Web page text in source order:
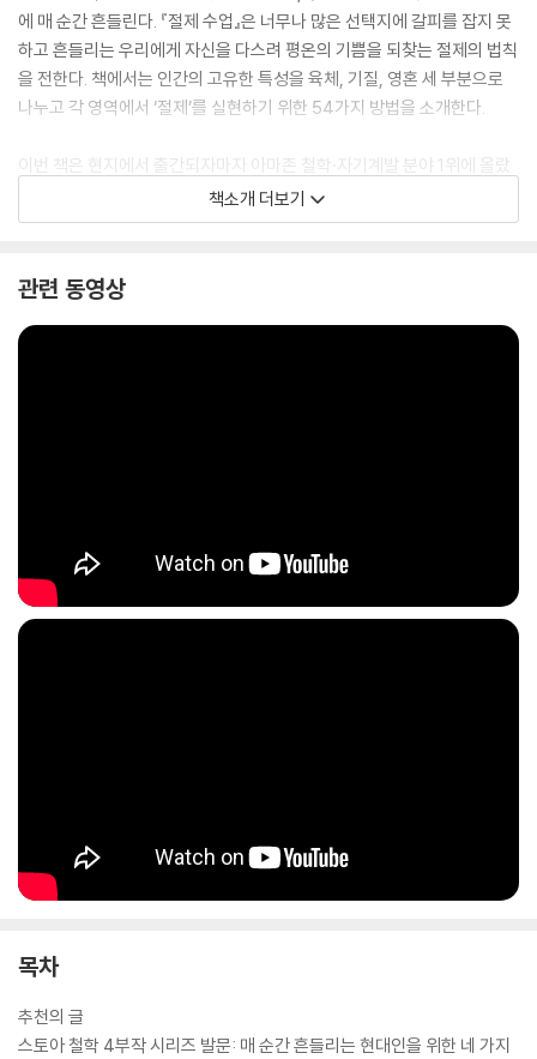
에 매 순간 흔들린다. 『절제 수업』은 너무나 많은 선택지에 갈피를 잡지 못
하고 흔들리는 우리에게 자신을 다스려 평온의 기쁨을 되찾는 절제의 법칙
을 전한다. 책에서는 인간의 고유한 특성을 육체, 기질, 영혼 세 부분으로
나누고 각 영역에서 ‘절제’를 실현하기 위한 54가지 방법을 소개한다.
이번 책은 현지에서 출간되자마자 아마존 철학·자기계발 분야 1위에 올랐
으며, [뉴욕 타임스], [월스트리트 저널], [USA 투데이] 베스트셀러로 등
극했다. 아마존과 굿리즈에는 이미 1만여 명이 넘는 독자들이 ‘인생을 바꾼
이 이어지고 있다. 마인드 마이너 송길영은 “삶을 잘 살아가기 위해 고민이
에게 격려와 영감을 주는 책”이라고 평하며 강력 추천한 이 책을 통해 어떤
책소개 더보기
관련 동영상
목차
추천의 글
스토아 철학 4부작 시리즈 발문: 매 순간 흔들리는 현대인을 위한 네 가지